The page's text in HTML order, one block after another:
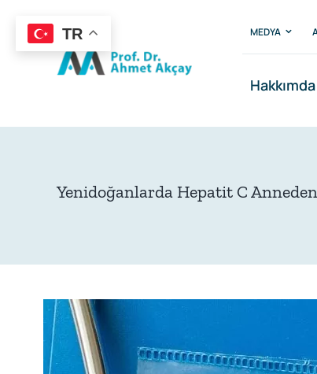
content
MEDYA
Hakkımda
Yenidoğanlarda Hepatit C
TR